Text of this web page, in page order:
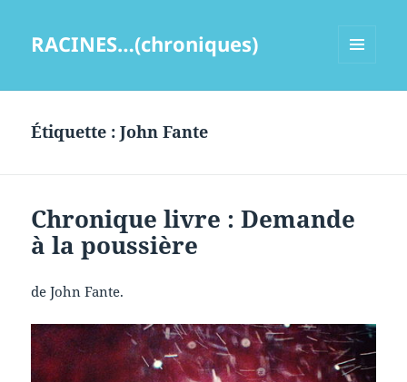
RACINES…(chroniques)
Étiquette :John Fante
Chronique livre : Demande
à la poussière
de John Fante.